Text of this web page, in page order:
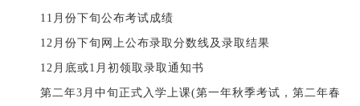
11月份下旬公布考试成绩
12月份下旬网上公布录取分数线及录取结果
12月底或1月初领取录取通知书
第二年3月中旬正式入学上课(第一年秋季考试，第二年春